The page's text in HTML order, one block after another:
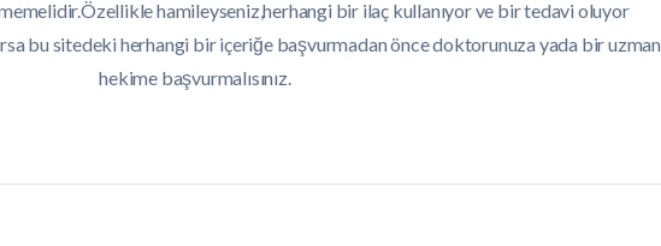
hamileyseniz,herhangi bir ilaç kullanıyor ve bir tedavi oluyor
bu sitedeki herhangi bir içeriğe başvurmadan önce doktorunuza yada bir uzman
hekime başvurmalısınız.